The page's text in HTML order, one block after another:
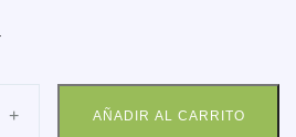
+ AÑADIR AL CARRITO